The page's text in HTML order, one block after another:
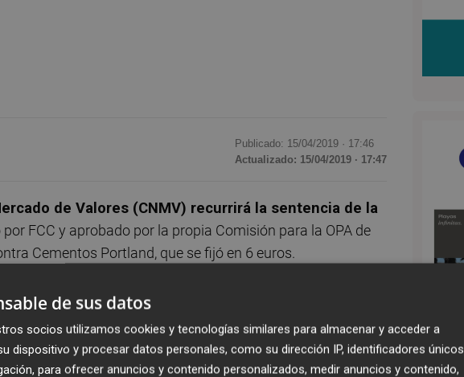
Publicado: 15/04/2019 · 17:46
Actualizado: 15/04/2019 · 17:47
de Valores (CNMV) recurrirá la sentencia de la
FCC y aprobado por la propia Comisión para la OPA de
Cementos Portland, que se fijó en 6 euros.
que no comparten el criterio de la Audiencia
por lo que insta al supervisor a recalcularlo a 10,29 euros.
pública de adquisición (OPA) para la exclusión
de sus datos
socios utilizamos cookies y tecnologías similares para almacenar y acceder a
dispositivo y procesar datos personales, como su dirección IP, identificadores únicos
para ofrecer anuncios y contenido personalizados, medir anuncios y contenido,